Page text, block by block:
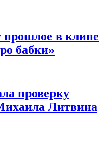
прошлое в клипе
бабки»
проверку
Литвина